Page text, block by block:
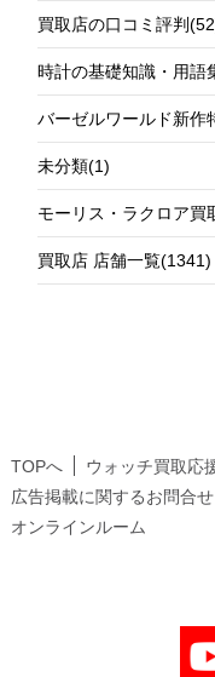
買取店の口コミ評判
時計の基礎知識・用語
バーゼルワールド新作
未分類(1)
モーリス・ラクロア買
買取店 店舗一覧(1341)
TOPへ ウォッチ買取応
広告掲載に関するお問合せ
オンラインルーム